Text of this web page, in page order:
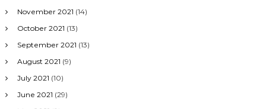
November 2021 (14)
October 2021 (13)
September 2021 (13)
August 2021 (9)
July 2021 (10)
June 2021 (29)